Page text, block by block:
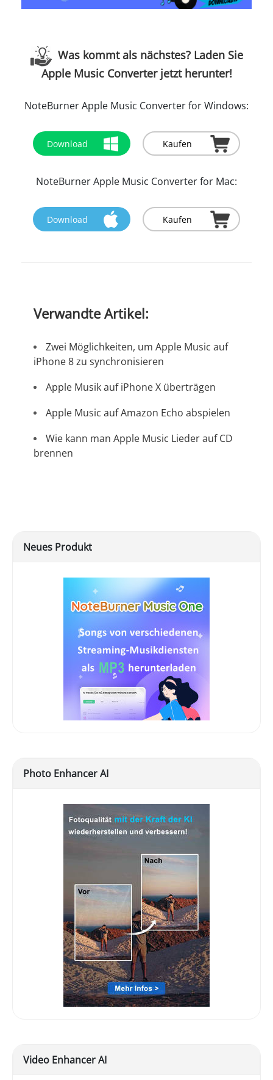
Was kommt als nächstes? Laden Sie
Apple Music Converter jetzt herunter!
NoteBurner Apple Music Converter for Windows:
Download Kaufen
NoteBurner Apple Music Converter for Mac:
Download Kaufen
Verwandte Artikel:
Zwei Möglichkeiten, um Apple Music auf
iPhone 8 zu synchronisieren
Apple Musik auf iPhone X überträgen
Apple Music auf Amazon Echo abspielen
Wie kann man Apple Music Lieder auf CD
brennen
Neues Produkt
Photo Enhancer AI
Video Enhancer AI